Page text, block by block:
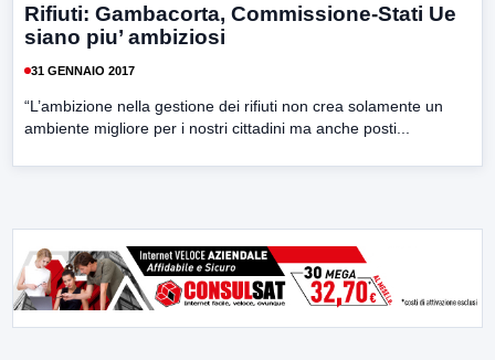
Rifiuti: Gambacorta, Commissione-Stati Ue
siano piu’ ambiziosi
31 GENNAIO 2017
“L’ambizione nella gestione dei rifiuti non crea solamente un
ambiente migliore per i nostri cittadini ma anche posti...